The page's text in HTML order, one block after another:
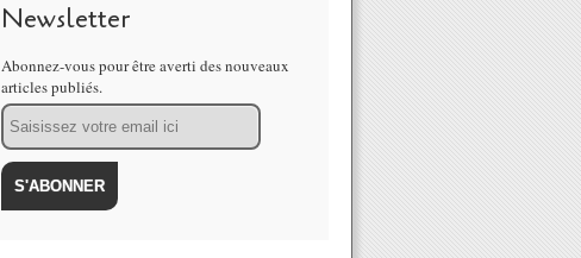
Newsletter
Abonnez-vous pour être averti des nouveaux
articles publiés.
Email